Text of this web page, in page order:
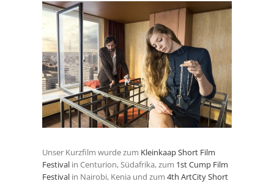
Zeige
grösseres
Bild
Unser Kurzfilm wurde zum Kleinkaap Short Film
Festivalin Centurion, Südafrika, zum 1st Cump Film
Festivalin Nairobi, Kenia und zum 4th ArtCity Short